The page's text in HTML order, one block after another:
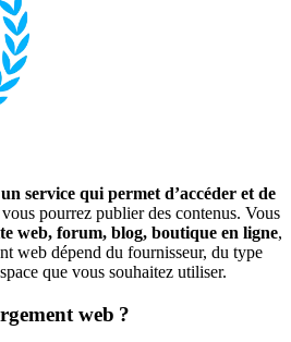
service qui permet d’accéder et de
pourrez publier des contenus. Vous
web, forum, blog, boutique en ligne,
web dépend du fournisseur, du type
que vous souhaitez utiliser.
web ?